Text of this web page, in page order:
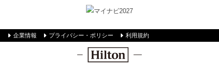
企業情報 プライバシー・ポリシー 利用規約
Hilton